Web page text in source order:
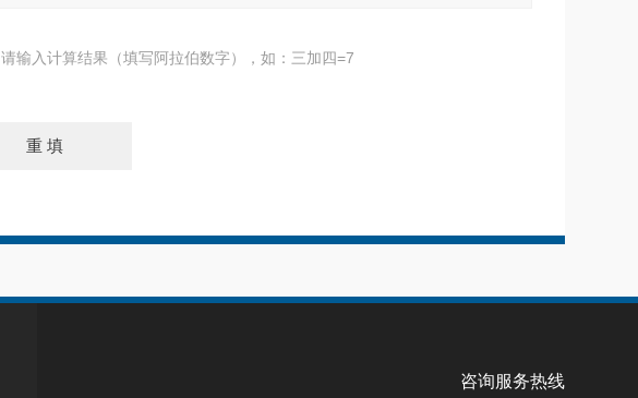
请输入计算结果（填写阿拉伯数字），如：三加四=7
咨询服务热线